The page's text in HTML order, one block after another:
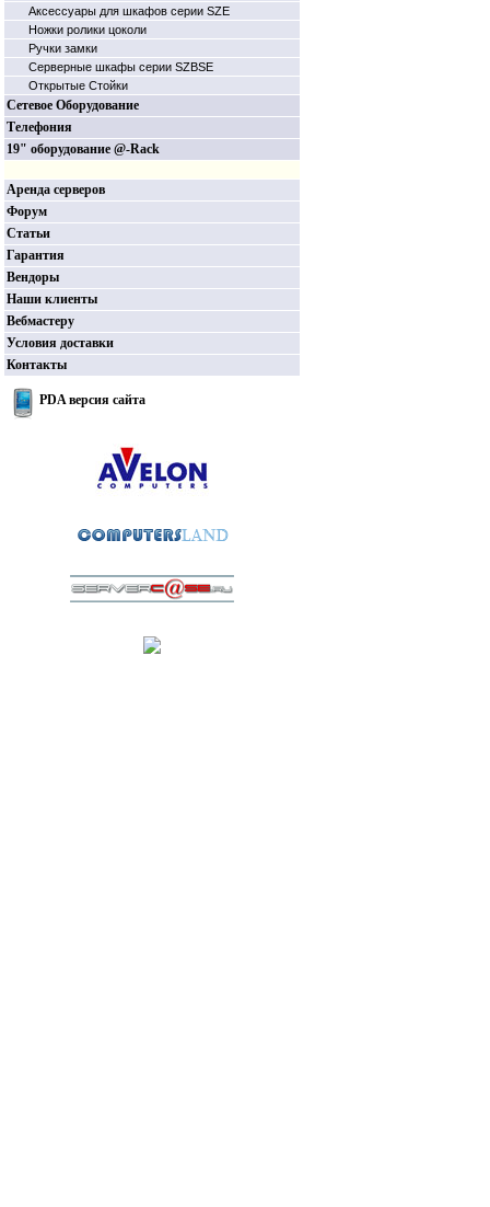
Аксессуары для шкафов серии SZE
Ножки ролики цоколи
Ручки замки
Серверные шкафы серии SZBSE
Открытые Стойки
Сетевое Оборудование
Телефония
19" оборудование @-Rack
Аренда серверов
Форум
Статьи
Гарантия
Вендоры
Наши клиенты
Вебмастеру
Условия доставки
Контакты
PDA версия сайта